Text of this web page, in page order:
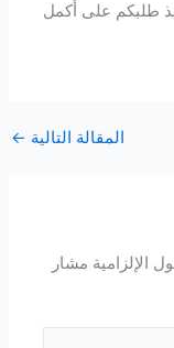
طلبكم على أكمل
المقالة التالية ←
الإلزامية مشار